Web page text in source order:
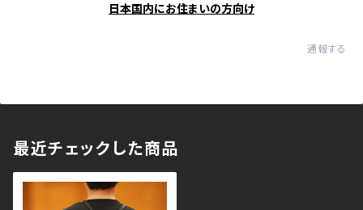
日本国内にお住まいの方向け
通報する
最近チェックした商品